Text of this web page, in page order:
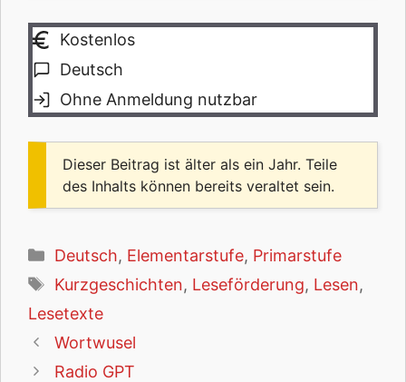
Kostenlos
Deutsch
Ohne Anmeldung nutzbar
Dieser Beitrag ist älter als ein Jahr. Teile
des Inhalts können bereits veraltet sein.
Kategorien
Deutsch, Elementarstufe, Primarstufe
Schlagwörter
Kurzgeschichten, Leseförderung, Lesen,
Lesetexte
Wortwusel
Radio GPT